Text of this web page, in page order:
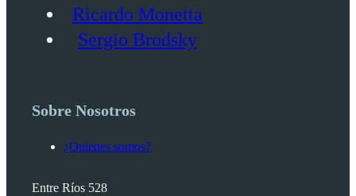
Ricardo Monetta
Sergio Brodsky
Sobre Nosotros
¿Quienes somos?
Entre Ríos 528